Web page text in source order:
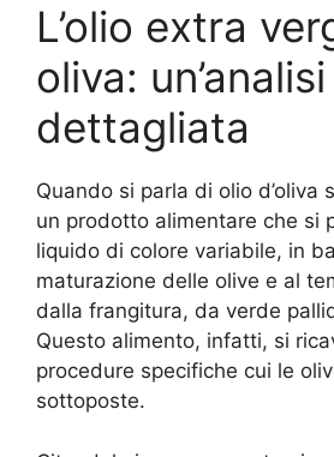
L’olio extra
oliva: un’analisi
dettagliata
Quando si parla di olio d’oliva
un prodotto alimentare che si
liquido di colore variabile, in
maturazione delle olive e al
dalla frangitura, da verde
Questo alimento, infatti, si
procedure specifiche cui le
sottoposte.